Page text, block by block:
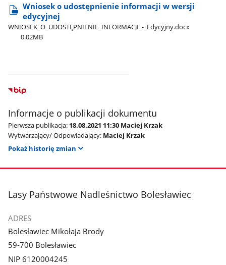
Wniosek o udostępnienie informacji w wersji
edycyjnej
WNIOSEK​_O​_UDOSTĘPNIENIE​_INFORMACJI​_-​_Edycyjny.docx
0.02MB
Informacje o publikacji dokumentu
Pierwsza publikacja: 18.08.2021 11:30 Maciej Krzak
Wytwarzający/ Odpowiadający: Maciej Krzak
Pokaż historię zmian
stopka
Lasy Państwowe Nadleśnictwo Bolesławiec
ADRES
Bolesławiec Mikołaja Brody
59-700 Bolesławiec
NIP 6120004245